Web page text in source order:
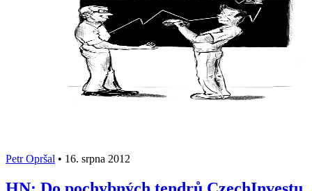
Petr Opršal • 16. srpna 2012